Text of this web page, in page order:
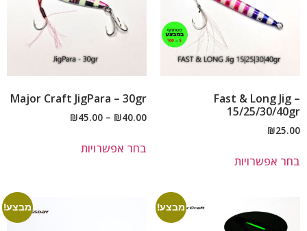
Fast & Long Jig –
15/25/30/40gr
₪25.00
בחר אפשרויות
Major Craft JigPara – 30gr
₪40.00
–
₪45.00
בחר אפשרויות
מבצע! מבצע!